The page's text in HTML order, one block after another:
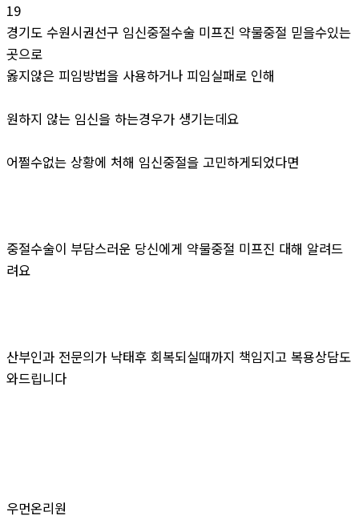
19
경기도 수원시권선구 임신중절수술 미프진 약물중절 믿을수있는
곳으로
옳지않은 피임방법을 사용하거나 피임실패로 인해
원하지 않는 임신을 하는경우가 생기는데요
어쩔수없는 상황에 처해 임신중절을 고민하게되었다면
중절수술이 부담스러운 당신에게 약물중절 미프진 대해 알려드
려요
산부인과 전문의가 낙태후 회복되실때까지 책임지고 복용상담도
와드립니다
우먼온리원